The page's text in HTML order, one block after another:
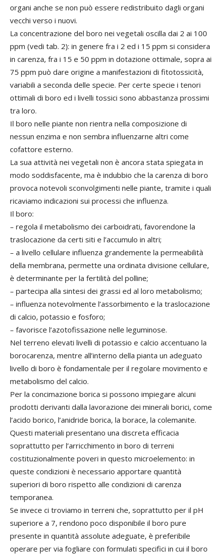
organi anche se non può essere redistribuito dagli organi
vecchi verso i nuovi.
La concentrazione del boro nei vegetali oscilla dai 2 ai 100
ppm (vedi tab. 2): in genere fra i 2 ed i 15 ppm si considera
in carenza, fra i 15 e 50 ppm in dotazione ottimale, sopra ai
75 ppm può dare origine a manifestazioni di fitotossicità,
variabili a seconda delle specie. Per certe specie i tenori
ottimali di boro ed i livelli tossici sono abbastanza prossimi
tra loro.
Il boro nelle piante non rientra nella composizione di
nessun enzima e non sembra influenzarne altri come
cofattore esterno.
La sua attività nei vegetali non è ancora stata spiegata in
modo soddisfacente, ma è indubbio che la carenza di boro
provoca notevoli sconvolgimenti nelle piante, tramite i quali
ricaviamo indicazioni sui processi che influenza.
Il boro:
– regola il metabolismo dei carboidrati, favorendone la
traslocazione da certi siti e l’accumulo in altri;
– a livello cellulare influenza grandemente la permeabilità
della membrana, permette una ordinata divisione cellulare,
è determinante per la fertilità del polline;
– partecipa alla sintesi dei grassi ed al loro metabolismo;
– influenza notevolmente l’assorbimento e la traslocazione
di calcio, potassio e fosforo;
– favorisce l’azotofissazione nelle leguminose.
Nel terreno elevati livelli di potassio e calcio accentuano la
borocarenza, mentre all’interno della pianta un adeguato
livello di boro è fondamentale per il regolare movimento e
metabolismo del calcio.
Per la concimazione borica si possono impiegare alcuni
prodotti derivanti dalla lavorazione dei minerali borici, come
l’acido borico, l’anidride borica, la borace, la colemanite.
Questi materiali presentano una discreta efficacia
soprattutto per l’arricchimento in boro di terreni
costituzionalmente poveri in questo microelemento: in
queste condizioni è necessario apportare quantità
superiori di boro rispetto alle condizioni di carenza
temporanea.
Se invece ci troviamo in terreni che, soprattutto per il pH
superiore a 7, rendono poco disponibile il boro pure
presente in quantità assolute adeguate, è preferibile
operare per via fogliare con formulati specifici in cui il boro